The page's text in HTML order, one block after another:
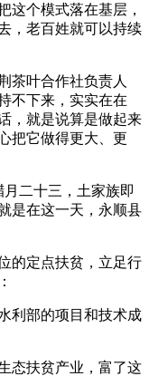
这个模式落在基层，
，老百姓就可以持续
叶合作社负责人
不下来，实实在在
，就是说算是做起来
把它做得更大、更
二十三，土家族即
是在这一天，永顺县
定点扶贫，立足行
部的项目和技术成
扶贫产业，富了这